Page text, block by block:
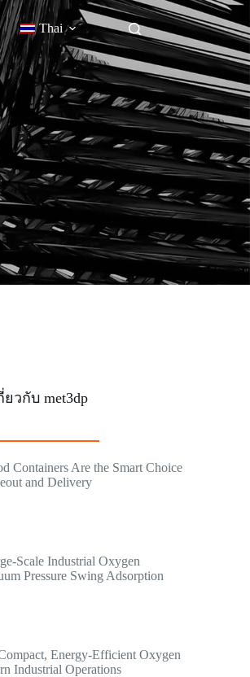
Thai
ยวกับ met3dp
Containers Are the Smart Choice
and Delivery
Scale Industrial Oxygen
Pressure Swing Adsorption
Energy-Efficient Oxygen
Industrial Operations